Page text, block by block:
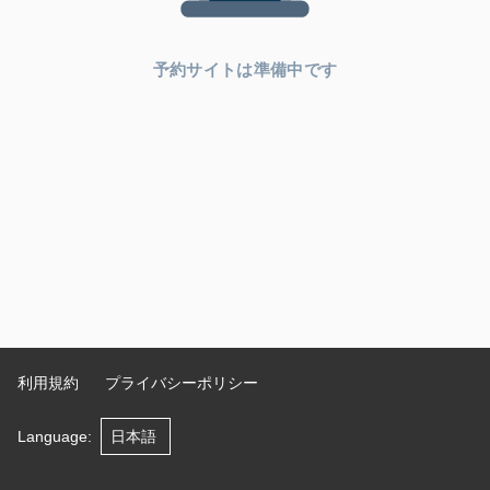
予約サイトは準備中です
利用規約 プライバシーポリシー
Language: